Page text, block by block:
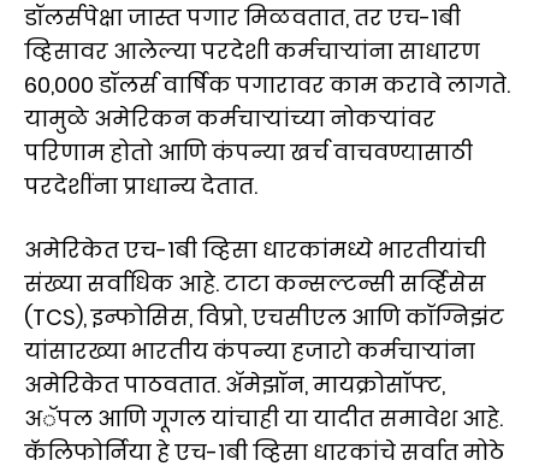
डॉलर्सपेक्षा जास्त पगार मिळवतात, तर एच-1बी
व्हिसावर आलेल्या परदेशी कर्मचाऱ्यांना साधारण
60,000 डॉलर्स वार्षिक पगारावर काम करावे लागते.
यामुळे अमेरिकन कर्मचाऱ्यांच्या नोकऱ्यांवर
परिणाम होतो आणि कंपन्या खर्च वाचवण्यासाठी
परदेशींना प्राधान्य देतात.
अमेरिकेत एच-1बी व्हिसा धारकांमध्ये भारतीयांची
संख्या सर्वाधिक आहे. टाटा कन्सल्टन्सी सर्व्हिसेस
(TCS), इन्फोसिस, विप्रो, एचसीएल आणि कॉग्निझंट
यांसारख्या भारतीय कंपन्या हजारो कर्मचाऱ्यांना
अमेरिकेत पाठवतात. ॲमेझॉन, मायक्रोसॉफ्ट,
अॅपल आणि गूगल यांचाही या यादीत समावेश आहे.
कॅलिफोर्निया हे एच-1बी व्हिसा धारकांचे सर्वात मोठे